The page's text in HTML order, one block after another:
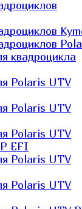
квадроцикла
Polaris UTV
Polaris UTV
Polaris UTV
EFI
Polaris UTV
Polaris UTV